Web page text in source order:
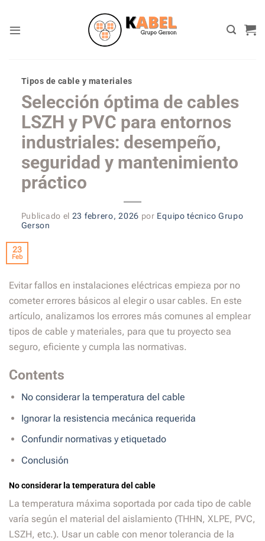
content
Tipos de cable y materiales
Selección óptima de cables
LSZH y PVC para entornos
industriales: desempeño,
seguridad y mantenimiento
práctico
Publicado el 23 febrero, 2026 por Equipo técnico Grupo
Gerson
23
Feb
Evitar fallos en instalaciones eléctricas empieza por no
cometer errores básicos al elegir o usar cables. En este
artículo, analizamos los errores más comunes al emplear
tipos de cable y materiales, para que tu proyecto sea
seguro, eficiente y cumpla las normativas.
Contents
No considerar la temperatura del cable
Ignorar la resistencia mecánica requerida
Confundir normativas y etiquetado
Conclusión
No considerar la temperatura del cable
La temperatura máxima soportada por cada tipo de cable
varía según el material del aislamiento (THHN, XLPE, PVC,
LSZH, etc.). Usar un cable con menor tolerancia de la